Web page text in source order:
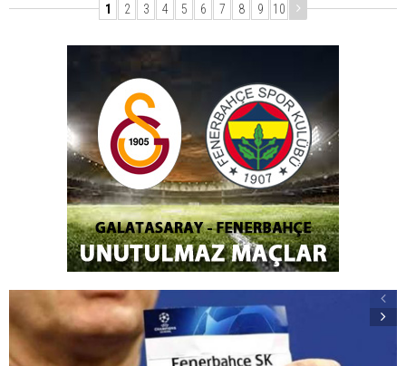
1 2 3 4 5 6 7 8 9 10